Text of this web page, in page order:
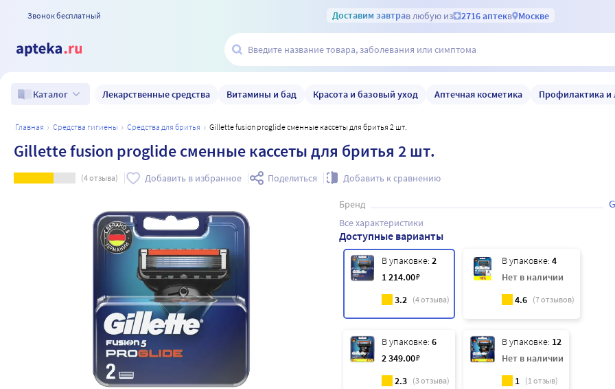
Звонок бесплатный Доставим завтрав любую из 2716 аптекв Москве
Каталог Лекарственные средства Витамины и бад Красота и базовый уход Аптечная косметика Профилактика и
главная средства гигиены средства для бритья Gillette fusion proglide сменные кассеты для бритья 2 шт.
Gillette fusion proglide сменные кассеты для бритья 2 шт.
(4отзыва) Добавить в избранное Поделиться Добавить к сравнению
Бренд
Все характеристики
Доступные варианты
В упаковке: 2
1 214.00₽
3.2 (4отзыва)
В упаковке: 4
Нет в наличии
4.6
(7отзывов)
В упаковке: 6
2 349.00₽
2.3 (3отзыва)
В упаковке: 12
Нет в наличии
1
(1отзыв)